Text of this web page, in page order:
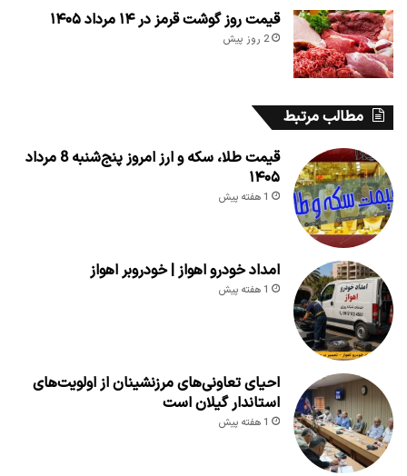
قیمت روز گوشت قرمز در ۱۴ مرداد ۱۴۰۵
2 روز پیش
مطالب مرتبط
قیمت طلا، سکه و ارز امروز پنج‌شنبه 8 مرداد
۱۴۰۵
1 هفته پیش
امداد خودرو اهواز | خودروبر اهواز
1 هفته پیش
احیای تعاونی‌های مرزنشینان از اولویت‌های
استاندار گیلان است
1 هفته پیش